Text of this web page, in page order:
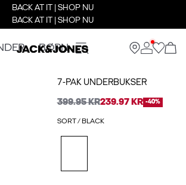
BACK AT IT | SHOP NU
BACK AT IT | SHOP NU
BØRN
7-PAK UNDERBUKSER
399.95 KR239.97 KR -40%
SORT / BLACK